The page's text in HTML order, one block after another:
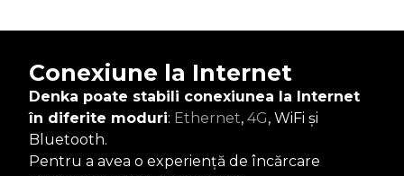
Conexiune la Internet
Denka poate stabili conexiunea la Internet
în diferite moduri: Ethernet, 4G, WiFi și
Bluetooth.
Pentru a avea o experiență de încărcare